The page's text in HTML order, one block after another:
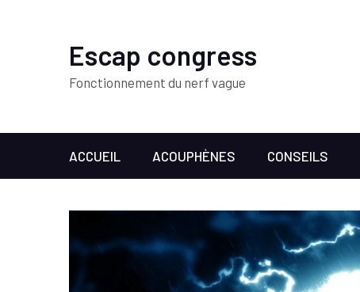
Escap congress
Fonctionnement du nerf vague
ACCUEIL ACOUPHÈNES CONSEILS